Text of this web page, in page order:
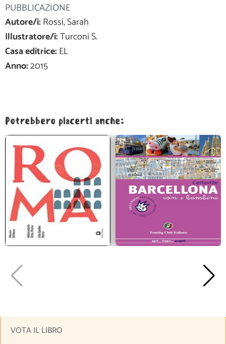
PUBBLICAZIONE
Autore/i:Rossi, Sarah
Illustratore/i:Turconi S.
Casa editrice:EL
Anno:2015
Potrebbero piacerti anche:
VOTA IL LIBRO